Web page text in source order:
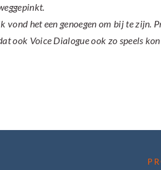
vond het een genoegen om bij te zijn.
ook Voice Dialogue ook zo speels